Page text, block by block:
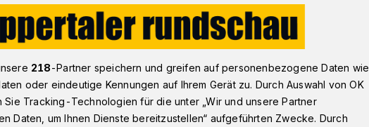
ab 14 Uhr
218-Partner speichern und greifen auf personenbezogene Daten wie
oder eindeutige Kennungen auf Ihrem Gerät zu. Durch Auswahl von OK
Sie Tracking-Technologien für die unter „Wir und unsere Partner
Daten, um Ihnen Dienste bereitzustellen“ aufgeführten Zwecke. Durch